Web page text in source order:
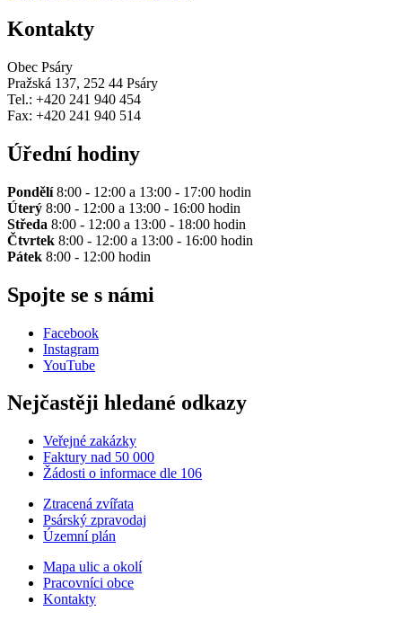
Kontakty
Obec Psáry
Pražská 137, 252 44 Psáry
Tel.: +420 241 940 454
Fax: +420 241 940 514
Úřední hodiny
Pondělí8:00 - 12:00 a 13:00 - 17:00 hodin
Úterý 8:00 - 12:00 a 13:00 - 16:00 hodin
Středa 8:00 - 12:00 a 13:00 - 18:00 hodin
Čtvrtek 8:00 - 12:00 a 13:00 - 16:00 hodin
Pátek 8:00 - 12:00 hodin
Spojte se s námi
Facebook
Instagram
YouTube
Nejčastěji hledané odkazy
Veřejné zakázky
Faktury nad 50 000
Žádosti o informace dle 106
Ztracená zvířata
Psárský zpravodaj
Územní plán
Mapa ulic a okolí
Pracovníci obce
Kontakty